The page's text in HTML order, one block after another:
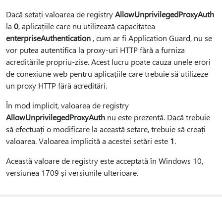
Dacă setați valoarea de registryAllowUnprivilegedProxyAuth
la 0, aplicațiile care nu utilizează capacitatea
enterpriseAuthentication , cum ar fi Application Guard, nu se
vor putea autentifica la proxy-uri HTTP fără a furniza
acreditările propriu-zise. Acest lucru poate cauza unele erori
de conexiune web pentru aplicațiile care trebuie să utilizeze
un proxy HTTP fără acreditări.
În mod implicit, valoarea de registry
AllowUnprivilegedProxyAuth nu este prezentă. Dacă trebuie
să efectuați o modificare la această setare, trebuie să creați
valoarea. Valoarea implicită a acestei setări este 1.
Această valoare de registry este acceptată în Windows 10,
versiunea 1709 și versiunile ulterioare.